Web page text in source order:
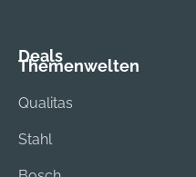
Deals
Themenwelten
Qualitas
Stahl